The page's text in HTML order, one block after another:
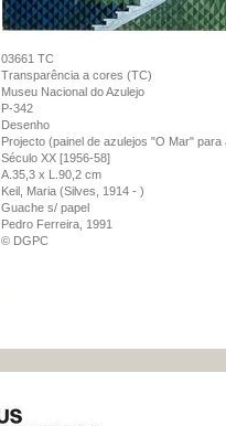
03661 TC
Transparência a cores (TC)
Museu Nacional do Azulejo
P-342
Desenho
Projecto (painel de azulejos "O Mar"
Século XX [1956-58]
A.35,3 x L.90,2 cm
Keil, Maria (Silves, 1914 - )
Guache s/ papel
Pedro Ferreira, 1991
© DGPC